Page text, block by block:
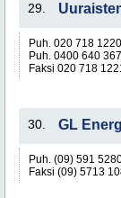
29.
Puh. 020 718 1220
Puh. 0400 640 367
Faksi 020 718
30. GL
Puh. (09) 591
Faksi (09) 5713